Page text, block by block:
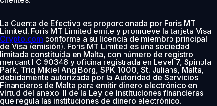
La Cuenta de Efectivo es proporcionada por Foris MT
Limited. Foris MT Limited emite y promueve la tarjeta Visa
Crypto.com conforme a su licencia de miembro principal
de Visa (emisión). Foris MT Limited es una sociedad
limitada constituida en Malta, con número de registro
mercantil C 90348 y oficina registrada en Level 7, Spinola
Park, Triq Mikiel Ang Borg, SPK 1000, St. Julians, Malta,
debidamente autorizada por la Autoridad de Servicios
Financieros de Malta para emitir dinero electrónico en
virtud del anexo III de la Ley de instituciones financieras
que regula las instituciones de dinero electrónico.